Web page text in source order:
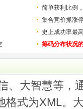
简单获利比例
用
集合竞价抓涨
史上成功率最
称选股法宝！
筹码分布状况
、大智慧等，
格式为XML。